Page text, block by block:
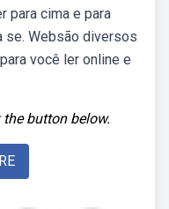
para cima e para
se. Websão diversos
você ler online e
button below.